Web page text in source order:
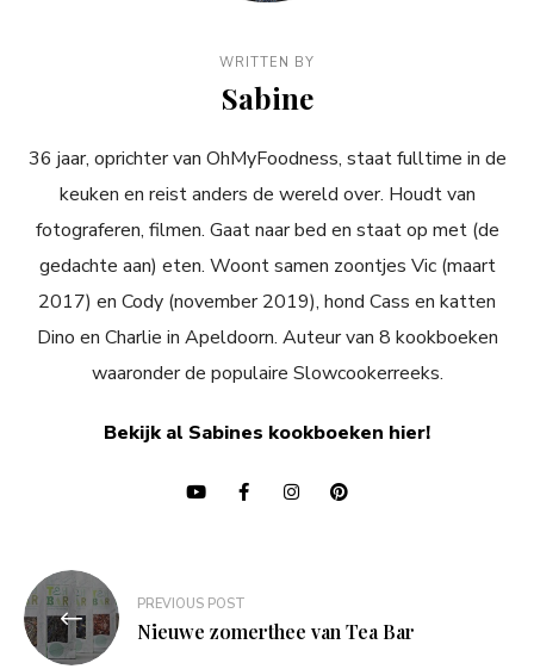
WRITTEN BY
Sabine
36 jaar, oprichter van OhMyFoodness, staat fulltime in de
keuken en reist anders de wereld over. Houdt van
fotograferen, filmen. Gaat naar bed en staat op met (de
gedachte aan) eten. Woont samen zoontjes Vic (maart
2017) en Cody (november 2019), hond Cass en katten
Dino en Charlie in Apeldoorn. Auteur van 8 kookboeken
waaronder de populaire Slowcookerreeks.
Bekijk al Sabines kookboeken hier!
Bericht
navigatie
PREVIOUS POST
Nieuwe zomerthee van Tea Bar